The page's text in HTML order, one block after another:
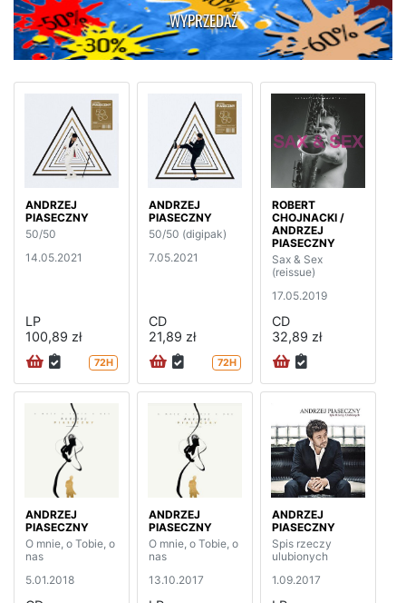
WYPRZEDAŻ
ANDRZEJ
PIASECZNY
50/50
14.05.2021
LP
100,89 zł
72H
ANDRZEJ
PIASECZNY
50/50 (digipak)
7.05.2021
CD
21,89 zł
72H
ROBERT
CHOJNACKI /
ANDRZEJ
PIASECZNY
Sax & Sex
(reissue)
17.05.2019
CD
32,89 zł
ANDRZEJ
PIASECZNY
O mnie, o Tobie, o
nas
5.01.2018
ANDRZEJ
PIASECZNY
O mnie, o Tobie, o
nas
13.10.2017
ANDRZEJ
PIASECZNY
Spis rzeczy
ulubionych
1.09.2017